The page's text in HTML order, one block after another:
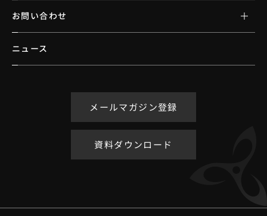
お問い合わせ
ニュース
メールマガジン登録
資料ダウンロード